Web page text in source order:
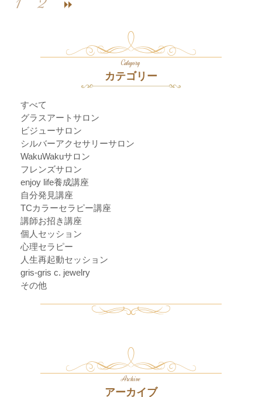
Category
カテゴリー
すべて
グラスアートサロン
ビジューサロン
シルバーアクセサリーサロン
WakuWakuサロン
フレンズサロン
enjoy life養成講座
自分発見講座
TCカラーセラピー講座
講師お招き講座
個人セッション
心理セラピー
人生再起動セッション
gris-gris c. jewelry
その他
Archive
アーカイブ